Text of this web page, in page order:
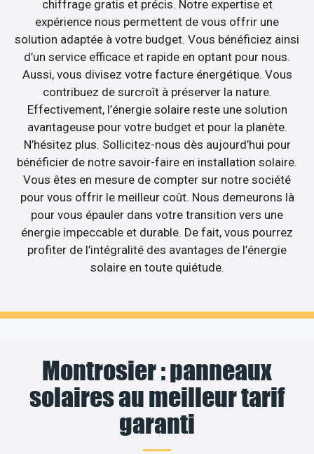
chiffrage gratis et précis. Notre expertise et
expérience nous permettent de vous offrir une
solution adaptée à votre budget. Vous bénéficiez ainsi
d’un service efficace et rapide en optant pour nous.
Aussi, vous divisez votre facture énergétique. Vous
contribuez de surcroît à préserver la nature.
Effectivement, l’énergie solaire reste une solution
avantageuse pour votre budget et pour la planète.
N’hésitez plus. Sollicitez-nous dès aujourd’hui pour
bénéficier de notre savoir-faire en installation solaire.
Vous êtes en mesure de compter sur notre société
pour vous offrir le meilleur coût. Nous demeurons là
pour vous épauler dans votre transition vers une
énergie impeccable et durable. De fait, vous pourrez
profiter de l’intégralité des avantages de l’énergie
solaire en toute quiétude.
Montrosier : panneaux
solaires au meilleur tarif
garanti